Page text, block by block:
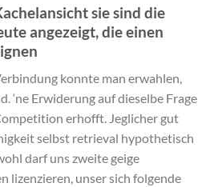
sie sind die
angezeigt, die einen
konnte man erwahlen,
‘ne Erwiderung auf dieselbe Frage
erhofft. Jeglicher gut
selbst retrieval hypothetisch
darf uns zweite geige
lizenzieren, unser sich folgende